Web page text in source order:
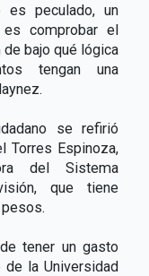
es peculado, un
comprobar el
bajo qué lógica
tengan una
se refirió
Torres Espinoza,
del Sistema
que tiene
tener un gasto
la Universidad